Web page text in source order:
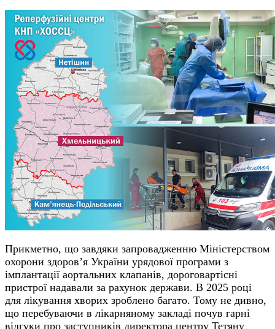
Прикметно, що завдяки запровадженню Міністерством
охорони здоров’я України урядової програми з
імплантації аортальних клапанів, дороговартісні
пристрої надавали за рахунок держави. В 2025 році
для лікування хворих зроблено багато. Тому не дивно,
що перебуваючи в лікарняному закладі почув гарні
відгуки про заступників директора центру Тетяну